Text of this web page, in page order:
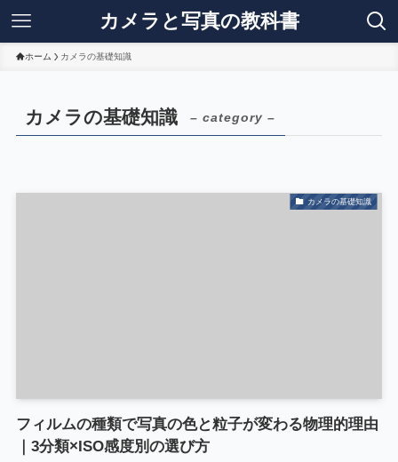
カメラと写真の教科書
ホーム カメラの基礎知識
カメラの基礎知識 – category –
カメラの基礎知識
フィルムの種類で写真の色と粒子が変わる物理的理由
｜3分類×ISO感度別の選び方